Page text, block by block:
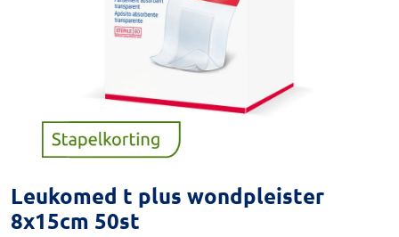
Leukomed t plus wondpleister
8x15cm 50st